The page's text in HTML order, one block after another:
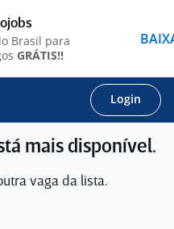
Login
mais disponível.
vaga da lista.
Brasil para
GRÁTIS!!